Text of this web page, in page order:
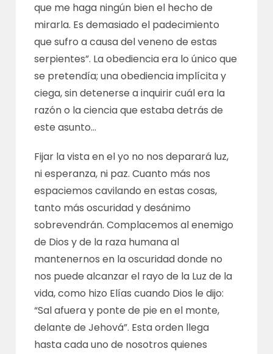
que me haga ningún bien el hecho de
mirarla. Es demasiado el padecimiento
que sufro a causa del veneno de estas
serpientes”. La obediencia era lo único que
se pretendía; una obediencia implícita y
ciega, sin detenerse a inquirir cuál era la
razón o la ciencia que estaba detrás de
este asunto…
Fijar la vista en el yo no nos deparará luz,
ni esperanza, ni paz. Cuanto más nos
espaciemos cavilando en estas cosas,
tanto más oscuridad y desánimo
sobrevendrán. Complacemos al enemigo
de Dios y de la raza humana al
mantenernos en la oscuridad donde no
nos puede alcanzar el rayo de la Luz de la
vida, como hizo Elías cuando Dios le dijo:
“Sal afuera y ponte de pie en el monte,
delante de Jehová”. Esta orden llega
hasta cada uno de nosotros quienes